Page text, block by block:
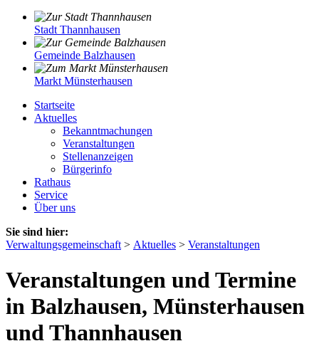
Stadt Thannhausen
Gemeinde Balzhausen
Markt Münsterhausen
Startseite
Aktuelles
Bekanntmachungen
Veranstaltungen
Stellenanzeigen
Bürgerinfo
Rathaus
Service
Über uns
Sie sind hier:
Verwaltungsgemeinschaft > Aktuelles > Veranstaltungen
Veranstaltungen und Termine
in Balzhausen, Münsterhausen
und Thannhausen